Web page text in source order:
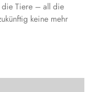
die Tiere – all die
keine mehr